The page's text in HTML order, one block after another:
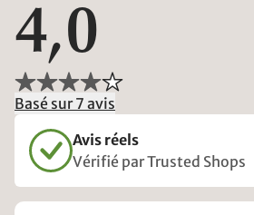
4,0
Basé sur 7 avis
Avis réels
Vérifié par Trusted Shops